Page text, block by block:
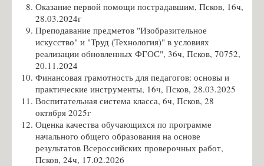
Архипова И.А. - учитель иностранного языка
Захарова А.Э. - учитель начальных классов
Бондарева А.Н. - учитель истории и обществознания
Кондратьева В.А. - учитель английского языка
Кашникова О.В., завуч по ВР
Чижиков А.Д. - учитель ОБЗР
Зелёва А.В. - замдиректора по АХЧ
Кальченко Д.А. - учитель химии
Налбандян А.С. - учитель английского языка
Оказание первой помощи пострадавшим, Псков, 16ч,
28.03.2024г
Преподавание предметов "Изобразительное
искусство" и "Труд (Технология)" в условиях
реализации обновленных ФГОС", 36ч, Псков, 70752,
20.11.2024
Финансовая грамотность для педагогов: основы и
практические инструменты, 16ч, Псков, 28.03.2025
Воспитательная система класса, 6ч, Псков, 28
октября 2025г
Оценка качества обучающихся по программе
начального общего образования на основе
результатов Всероссийских проверочных работ,
Псков, 24ч, 17.02.2026